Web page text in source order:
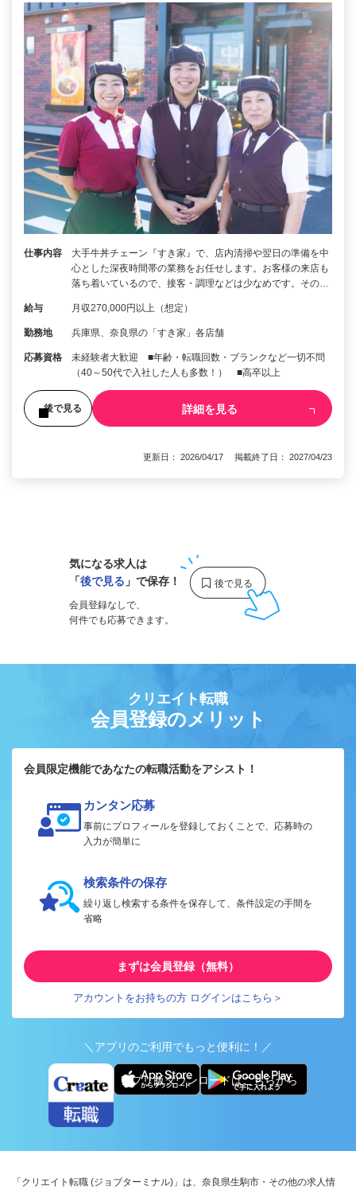
仕事内容
大手牛丼チェーン『すき家』で、店内清掃や翌日の準備を中
心とした深夜時間帯の業務をお任せします。お客様の来店も
落ち着いているので、接客・調理などは少なめです。その…
給与 月収270,000円以上（想定）
勤務地 兵庫県、奈良県の「すき家」各店舗
応募資格
未経験者大歓迎 ■年齢・転職回数・ブランクなど一切不問
（40～50代で入社した人も多数！） ■高卒以上
後で見る 詳細を見る
更新日： 2026/04/17 掲載終了日： 2027/04/23
気になる求人は
「後で見る 」で保存！
会員登録なしで、
何件でも応募できます。
クリエイト転職
会員登録のメリット
会員限定機能であなたの転職活動をアシスト！
カンタン応募
事前にプロフィールを登録しておくことで、応募時の
入力が簡単に
検索条件の保存
繰り返し検索する条件を保存して、条件設定の手間を
省略
まずは会員登録（無料）
アカウントをお持ちの方 ログインはこちら＞
＼アプリのご利用でもっと便利に！／
アプリ版ダウンロードはこちらから
「クリエイト転職 (ジョブターミナル)」は、奈良県生駒市・その他の求人情